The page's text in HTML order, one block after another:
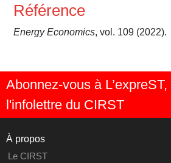
Référence
Energy Economics, vol. 109 (2022).
Abonnez-vous à L’expreST,
l'infolettre du CIRST
À propos
Le CIRST